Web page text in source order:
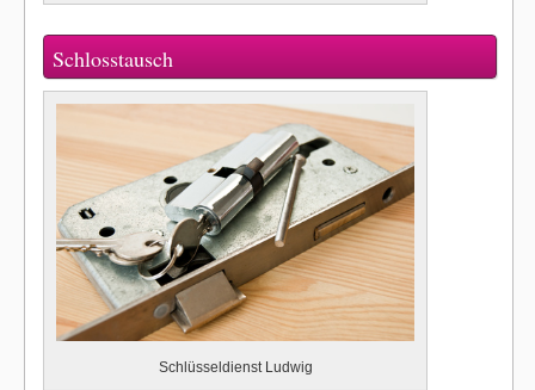
Schlosstausch
Schlüsseldienst Ludwig